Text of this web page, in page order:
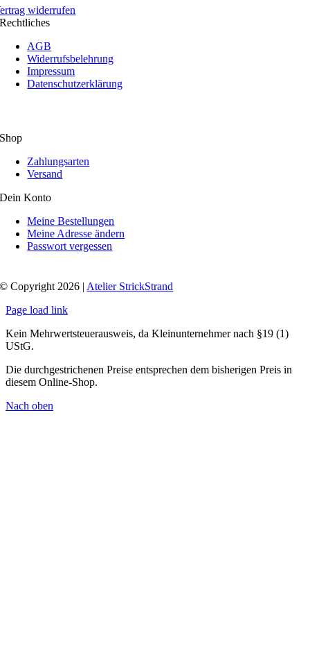
widerrufen
Rechtliches
AGB
Widerrufsbelehrung
Impressum
Datenschutzerklärung
Shop
Zahlungsarten
Versand
Dein Konto
Meine Bestellungen
Meine Adresse ändern
Passwort vergessen
© Copyright 2026 |Atelier StrickStrand
Page load link
Kein Mehrwertsteuerausweis, da Kleinunternehmer nach §19 (1)
UStG.
Die durchgestrichenen Preise entsprechen dem bisherigen Preis in
diesem Online-Shop.
Nach oben